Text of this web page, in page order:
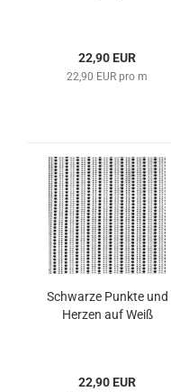
22,90 EUR
22,90 EUR pro m
Schwarze Punkte und
Herzen auf Weiß
22,90 EUR